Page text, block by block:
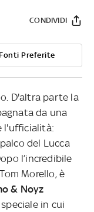
Fonti Preferite
CONDIVIDI
D'altra parte la
da una
l'ufficialità:
del Lucca
l’incredibile
Morello, è
& Noyz
in cui